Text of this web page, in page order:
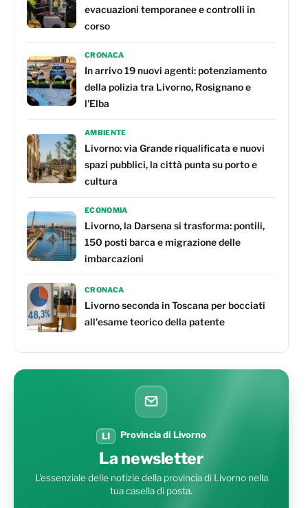
evacuazioni temporanee e controlli in
corso
CRONACA
In arrivo 19 nuovi agenti: potenziamento
della polizia tra Livorno, Rosignano e
l'Elba
AMBIENTE
Livorno: via Grande riqualificata e nuovi
spazi pubblici, la città punta su porto e
cultura
ECONOMIA
Livorno, la Darsena si trasforma: pontili,
150 posti barca e migrazione delle
imbarcazioni
CRONACA
Livorno seconda in Toscana per bocciati
all'esame teorico della patente
LI Provincia di Livorno
La newsletter
L'essenziale delle notizie della provincia di Livorno nella
tua casella di posta.